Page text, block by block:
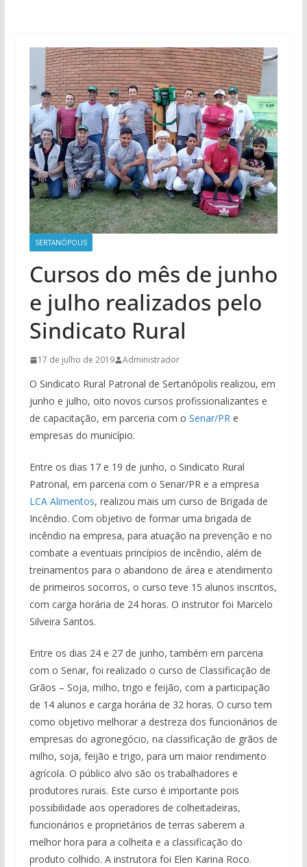
SERTANÓPOLIS
Cursos do mês de junho
e julho realizados pelo
Sindicato Rural
17 de julho de 2019 Administrador
O Sindicato Rural Patronal de Sertanópolis realizou, em
junho e julho, oito novos cursos profissionalizantes e
de capacitação, em parceria com o Senar/PRe
empresas do município.
Entre os dias 17 e 19 de junho, o Sindicato Rural
Patronal, em parceria com o Senar/PR e a empresa
LCA Alimentos, realizou mais um curso de Brigada de
Incêndio. Com objetivo de formar uma brigada de
incêndio na empresa, para atuação na prevenção e no
combate a eventuais princípios de incêndio, além de
treinamentos para o abandono de área e atendimento
de primeiros socorros, o curso teve 15 alunos inscritos,
com carga horária de 24 horas. O instrutor foi Marcelo
Silveira Santos.
Entre os dias 24 e 27 de junho, também em parceria
com o Senar, foi realizado o curso de Classificação de
Grãos – Soja, milho, trigo e feijão, com a participação
de 14 alunos e carga horária de 32 horas. O curso tem
como objetivo melhorar a destreza dos funcionários de
empresas do agronegócio, na classificação de grãos de
milho, soja, feijão e trigo, para um maior rendimento
agrícola. O público alvo são os trabalhadores e
produtores rurais. Este curso é importante pois
possibilidade aos operadores de colheitadeiras,
funcionários e proprietários de terras saberem a
melhor hora para a colheita e a classificação do
produto colhido. A instrutora foi Elen Karina Roco.